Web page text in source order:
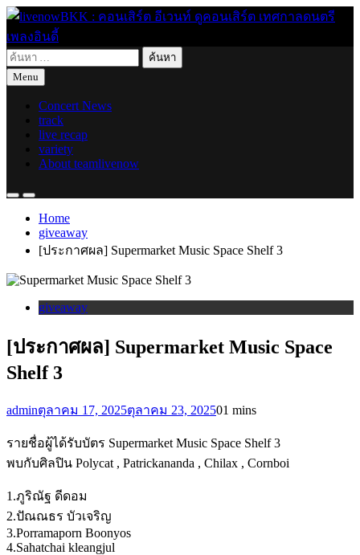
Skip
content
livenowBKK : คอนเสิร์ต อีเวนท์ ดูคอนเสิร์ต เทศกาลดนตรี เพลง
อินดี้
live for today
ค้นหา
สำหรับ:
Menu
Concert News
track
live recap
variety
About teamlivenow
Home
giveaway
[ประกาศผล] Supermarket Music Space Shelf 3
giveaway
[ประกาศผล] Supermarket Music Space
Shelf 3
adminตุลาคม 17, 2025ตุลาคม 23, 202501 mins
รายชื่อผู้ได้รับบัตร Supermarket Music Space Shelf 3
พบกับศิลปิน Polycat , Patrickananda , Chilax , Cornboi
1.ภูริณัฐ ดีดอม
2.ปัณณธร บัวเจริญ
3.Porramaporn Boonyos
4.Sahatchai kleangjul